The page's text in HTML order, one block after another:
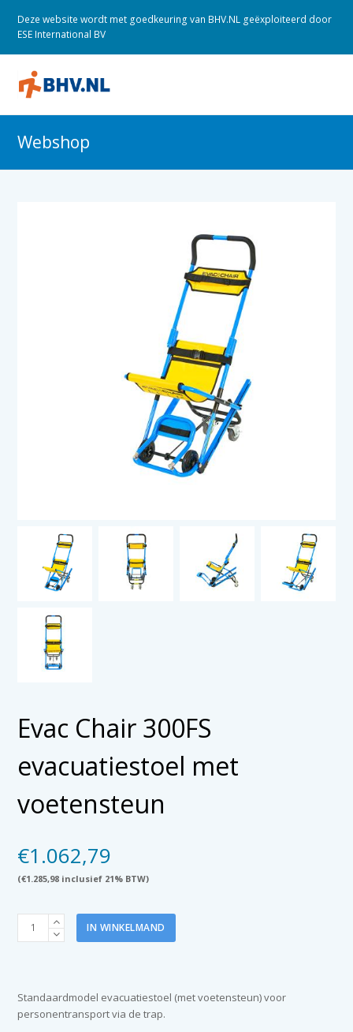
Deze website wordt met goedkeuring van BHV.NL geëxploiteerd door
ESE International BV
Webshop
Evac Chair 300FS
evacuatiestoel met
voetensteun
€1.062,79
(€1.285,98 inclusief 21% BTW)
Evac
Chair
voetensteun
aantal
IN WINKELMAND
Standaardmodel evacuatiestoel (met voetensteun) voor
personentransport via de trap.